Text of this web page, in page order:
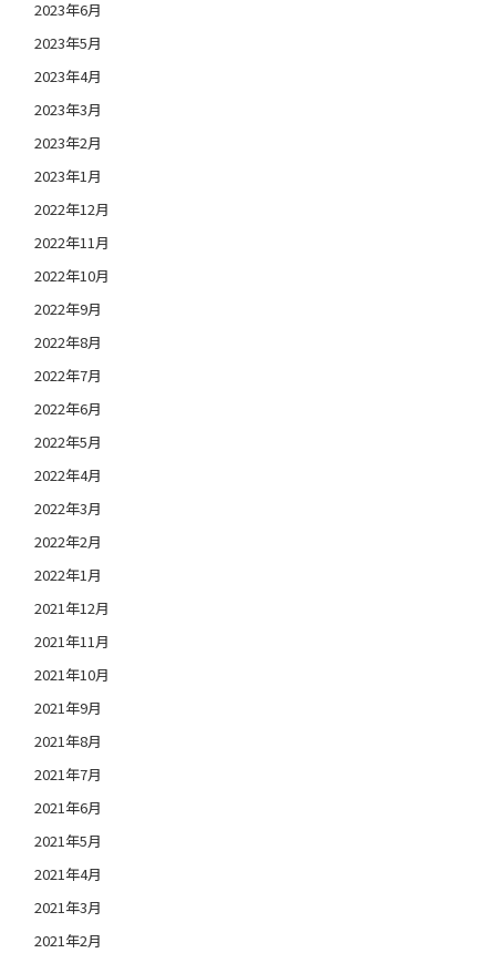
2023年6月
2023年5月
2023年4月
2023年3月
2023年2月
2023年1月
2022年12月
2022年11月
2022年10月
2022年9月
2022年8月
2022年7月
2022年6月
2022年5月
2022年4月
2022年3月
2022年2月
2022年1月
2021年12月
2021年11月
2021年10月
2021年9月
2021年8月
2021年7月
2021年6月
2021年5月
2021年4月
2021年3月
2021年2月